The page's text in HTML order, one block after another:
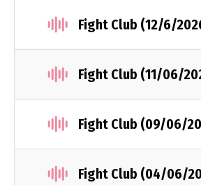
Fight Club (12/6/
Fight Club (11/06/
Fight Club (09/06/
Fight Club (04/06/